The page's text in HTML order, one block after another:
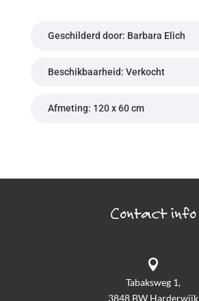
Geschilderd door: Barbara Elich
Beschikbaarheid: Verkocht
Afmeting: 120 x 60 cm
Contact info

Tabaksweg 1,
3848 BW Harderwijk